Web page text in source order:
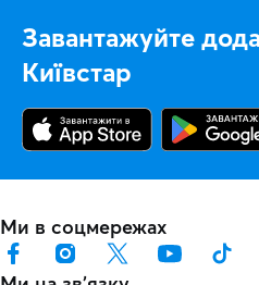
Завантажуйте
Київстар
Ми в соцмережах